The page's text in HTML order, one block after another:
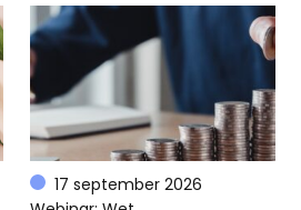
17 september 2026